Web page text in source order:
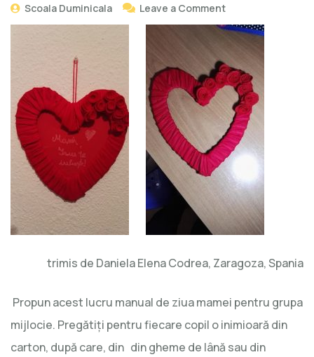
Scoala Duminicala Leave a Comment
trimis de Daniela Elena Codrea, Zaragoza, Spania
Propun acest lucru manual de ziua mamei pentru grupa
mijlocie. Pregătiți pentru fiecare copil o inimioară din
carton, după care, din din gheme de lână sau din